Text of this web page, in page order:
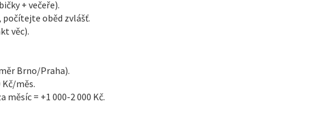
+ večeře).
počítejte oběd zvlášť.
věc).
Brno/Praha).
Kč/měs.
měsíc = +1 000-2 000 Kč.